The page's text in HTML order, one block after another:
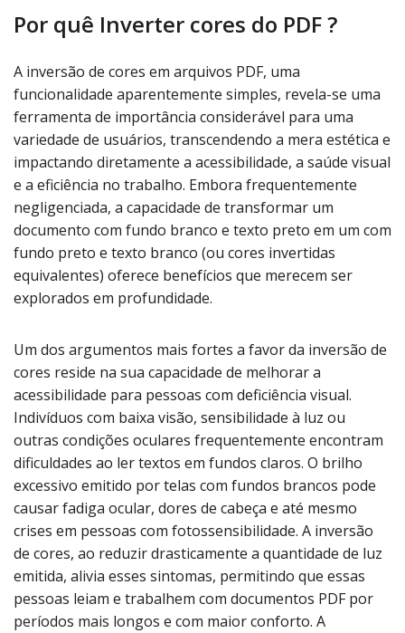
Por quê Inverter cores do PDF ?
A inversão de cores em arquivos PDF, uma
funcionalidade aparentemente simples, revela-se uma
ferramenta de importância considerável para uma
variedade de usuários, transcendendo a mera estética e
impactando diretamente a acessibilidade, a saúde visual
e a eficiência no trabalho. Embora frequentemente
negligenciada, a capacidade de transformar um
documento com fundo branco e texto preto em um com
fundo preto e texto branco (ou cores invertidas
equivalentes) oferece benefícios que merecem ser
explorados em profundidade.
Um dos argumentos mais fortes a favor da inversão de
cores reside na sua capacidade de melhorar a
acessibilidade para pessoas com deficiência visual.
Indivíduos com baixa visão, sensibilidade à luz ou
outras condições oculares frequentemente encontram
dificuldades ao ler textos em fundos claros. O brilho
excessivo emitido por telas com fundos brancos pode
causar fadiga ocular, dores de cabeça e até mesmo
crises em pessoas com fotossensibilidade. A inversão
de cores, ao reduzir drasticamente a quantidade de luz
emitida, alivia esses sintomas, permitindo que essas
pessoas leiam e trabalhem com documentos PDF por
períodos mais longos e com maior conforto. A